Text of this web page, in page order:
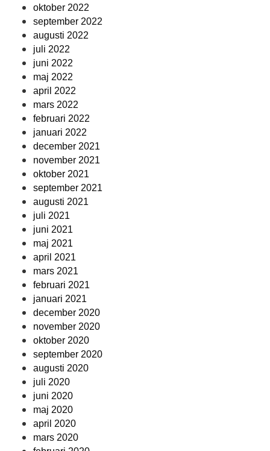
oktober 2022
september 2022
augusti 2022
juli 2022
juni 2022
maj 2022
april 2022
mars 2022
februari 2022
januari 2022
december 2021
november 2021
oktober 2021
september 2021
augusti 2021
juli 2021
juni 2021
maj 2021
april 2021
mars 2021
februari 2021
januari 2021
december 2020
november 2020
oktober 2020
september 2020
augusti 2020
juli 2020
juni 2020
maj 2020
april 2020
mars 2020